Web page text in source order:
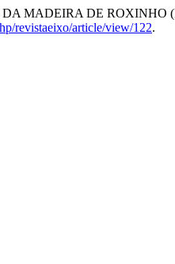
DA MADEIRA DE
revistaeixo/article/view/122.